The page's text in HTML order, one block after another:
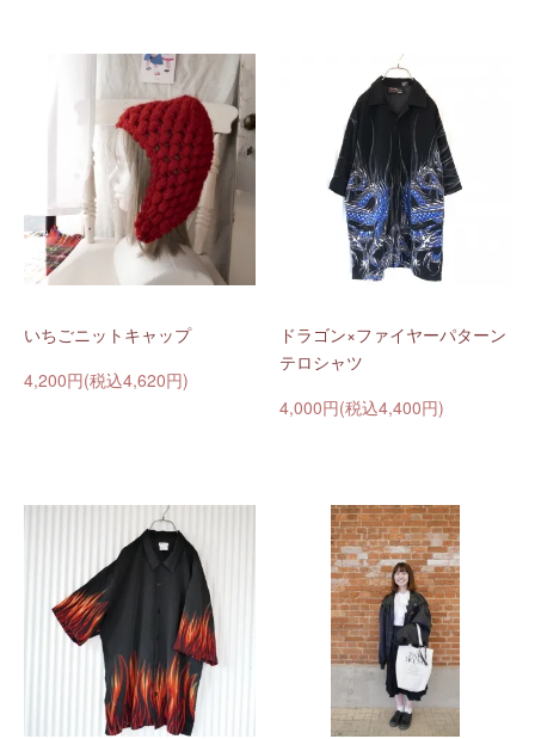
いちごニットキャップ
4,200円(税込4,620円)
ドラゴン×ファイヤーパターン
テロシャツ
4,000円(税込4,400円)